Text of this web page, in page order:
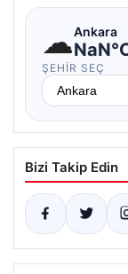
☁Ankara
ŞEHIR SEÇ
Bizi Takip Edin